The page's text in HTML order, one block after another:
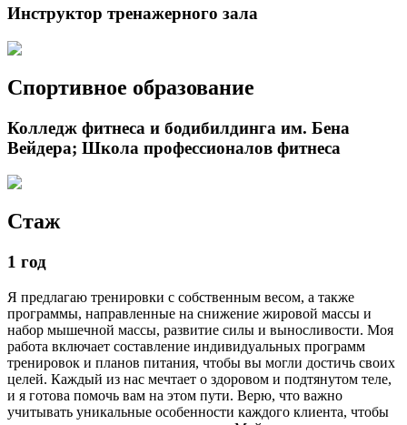
Инструктор тренажерного зала
Спортивное образование
Колледж фитнеса и бодибилдинга им. Бена
Вейдера; Школа профессионалов фитнеса
Стаж
1 год
Я предлагаю тренировки с собственным весом, а также
программы, направленные на снижение жировой массы и
набор мышечной массы, развитие силы и выносливости. Моя
работа включает составление индивидуальных программ
тренировок и планов питания, чтобы вы могли достичь своих
целей. Каждый из нас мечтает о здоровом и подтянутом теле,
и я готова помочь вам на этом пути. Верю, что важно
учитывать уникальные особенности каждого клиента, чтобы